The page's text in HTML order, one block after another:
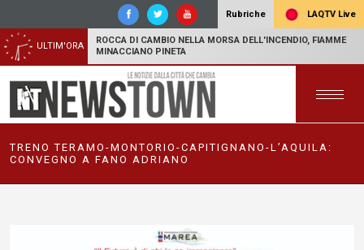
Rubriche LAQTV Live
ULTIM'ORA
ROCCA DI CAMBIO NELLA MORSA DELL'INCENDIO, FIAMME
MINACCIANO PINETA
TRENO TERAMO-MONTORIO-CAPITIGNANO-L’AQUILA:
CONVEGNO A FANO ADRIANO